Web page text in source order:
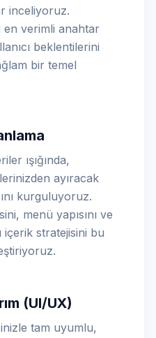
inceliyoruz.
verimli anahtar
beklentilerini
bir temel
ışığında,
ayıracak
kurguluyoruz.
menü yapısını ve
içerik stratejisini bu
(UI/UX)
tam uyumlu,